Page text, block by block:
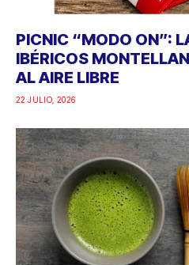
PICNIC “MODO ON”:
IBÉRICOS
AL AIRE LIBRE
22 JULIO, 2026